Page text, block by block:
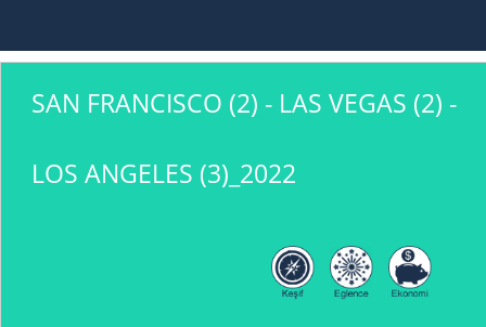
SAN FRANCISCO (2) - LAS VEGAS (2) -
LOS ANGELES (3)_2022